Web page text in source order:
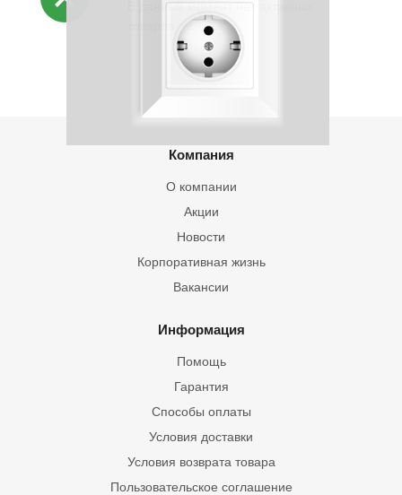
В данный момент нет активных
Компания
О компании
Акции
Новости
Корпоративная жизнь
Вакансии
Информация
Помощь
Гарантия
Способы оплаты
Условия доставки
Условия возврата товара
Пользовательское соглашение